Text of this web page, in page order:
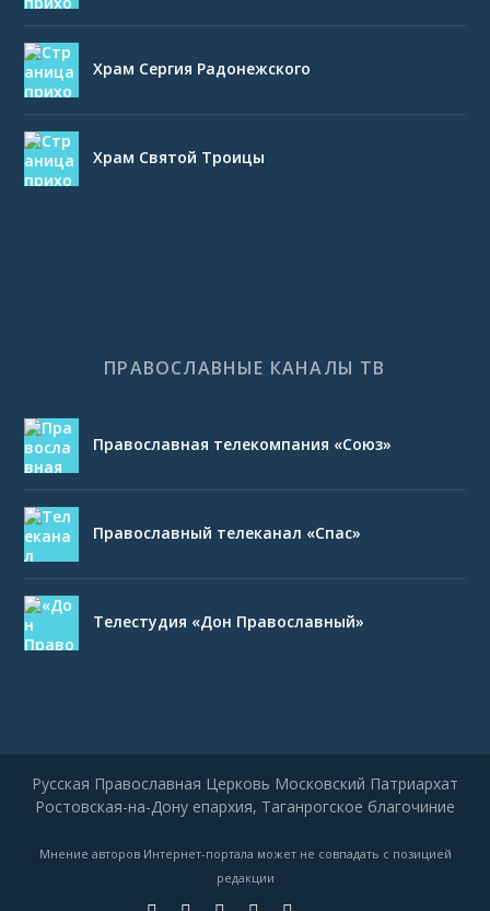
Храм Сергия Радонежского
Храм Святой Троицы
ПРАВОСЛАВНЫЕ КАНАЛЫ ТВ
Православная телекомпания «Союз»
Православный телеканал «Спас»
Телестудия «Дон Православный»
Русская Православная Церковь Московский Патриархат
Ростовская-на-Дону епархия, Таганрогское благочиние
Мнение авторов Интернет-портала может не совпадать с позицией
редакции